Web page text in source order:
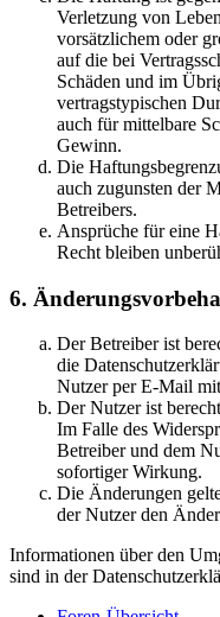
Verletzung von
vorsätzlichem oder
auf die bei
Schäden und im
vertragstypischen
auch für mittelbare
Gewinn.
Die
auch zugunsten der
Betreibers.
Ansprüche für eine
Recht bleiben
6.
Der Betreiber ist
die
Nutzer per E-Mail
Der Nutzer ist
Im Falle des
Betreiber und dem
sofortiger Wirkung.
Die Änderungen
der Nutzer den
Informationen über den
sind in der